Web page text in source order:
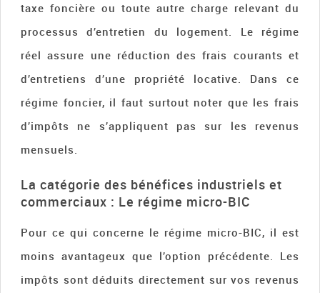
taxe foncière ou toute autre charge relevant du
processus d’entretien du logement. Le régime
réel assure une réduction des frais courants et
d’entretiens d’une propriété locative. Dans ce
régime foncier, il faut surtout noter que les frais
d’impôts ne s’appliquent pas sur les revenus
mensuels.
La catégorie des bénéfices industriels et
commerciaux : Le régime micro-BIC
Pour ce qui concerne le régime micro-BIC, il est
moins avantageux que l’option précédente. Les
impôts sont déduits directement sur vos revenus